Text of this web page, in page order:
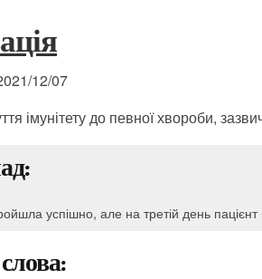
12/07
імунітету до певної хвороби,
успішно, але на третій день